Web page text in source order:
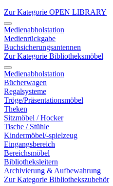
Zur Kategorie OPEN LIBRARY
Medienabholstation
Medienrückgabe
Buchsicherungsantennen
Zur Kategorie Bibliotheksmöbel
Medienabholstation
Bücherwagen
Regalsysteme
Tröge/Präsentationsmöbel
Theken
Sitzmöbel / Hocker
Tische / Stühle
Kindermöbel/-spielzeug
Eingangsbereich
Bereichsmöbel
Bibliotheksleitern
Archivierung & Aufbewahrung
Zur Kategorie Bibliothekszubehör